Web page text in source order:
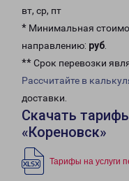
вт, ср, пт
* Минимальная
направлению: руб.
** Срок перевозки
Рассчитайте в
доставки.
Скачать
«Кореновск»
Тарифы на услуги